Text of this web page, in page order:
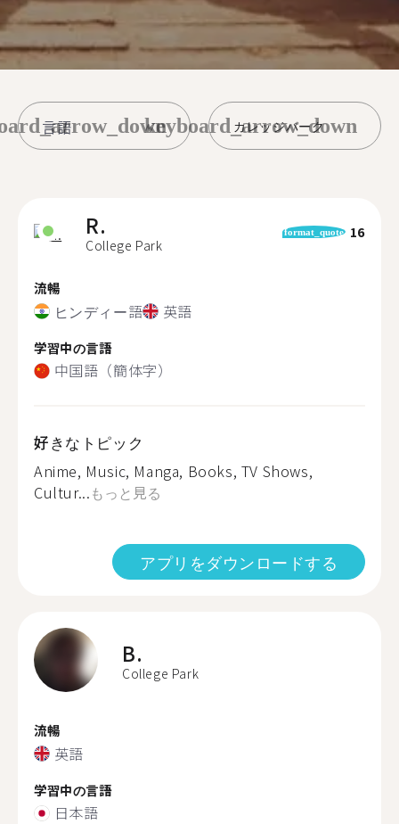
カレッジパーク
keyboard_arrow_down
R.
College Park
format_quote 16
流暢
ヒンディー語 英語
学習中の言語
中国語（簡体字）
好きなトピック
Anime, Music, Manga, Books, TV Shows,
Cultur...もっと見る
アプリをダウンロードする
B.
College Park
流暢
英語
学習中の言語
日本語